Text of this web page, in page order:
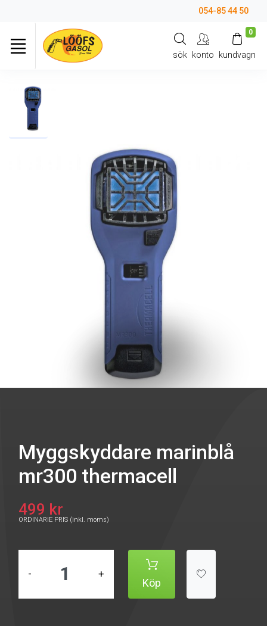
054-85 44 50
sök konto
0
kundvagn
Myggskyddare marinblå
mr300 thermacell
499 kr
ORDINARIE PRIS (inkl. moms)
- +
Köp